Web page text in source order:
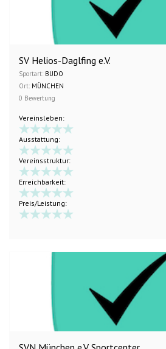
SV Helios-Daglfing e.V.
Sportart: BUDO
Ort: MÜNCHEN
0 Bewertung
Vereinsleben:
Ausstattung:
Vereinsstruktur:
Erreichbarkeit:
Preis/Leistung: